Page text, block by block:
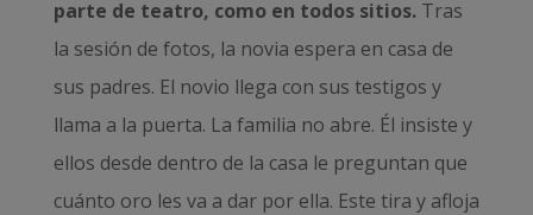
parte de teatro, como en todos sitios.Tras
la sesión de fotos, la novia espera en casa de
sus padres. El novio llega con sus testigos y
llama a la puerta. La familia no abre. Él insiste y
ellos desde dentro de la casa le preguntan que
cuánto oro les va a dar por ella. Este tira y afloja